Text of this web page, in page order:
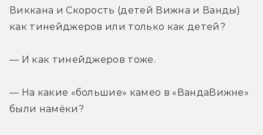
Виккана и Скорость (детей Вижна и Ванды)
как тинейджеров или только как детей?
— И как тинейджеров тоже.
— На какие «большие» камео в «ВандаВижне»
были намёки?